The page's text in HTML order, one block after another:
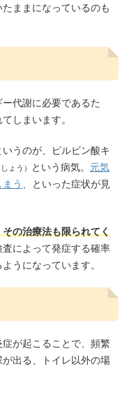
ままになっているのも
代謝に必要であるた
しまいます。
うのが、ピルビン酸キ
ょう） という病気。 元気
う
、といった症状が見
の治療法も限られてく
によって発症する確率
うになっています。
が起こることで、頻繁
出る、トイレ以外の場